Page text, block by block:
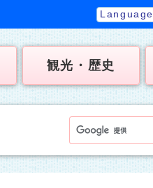
Language
観光・歴史